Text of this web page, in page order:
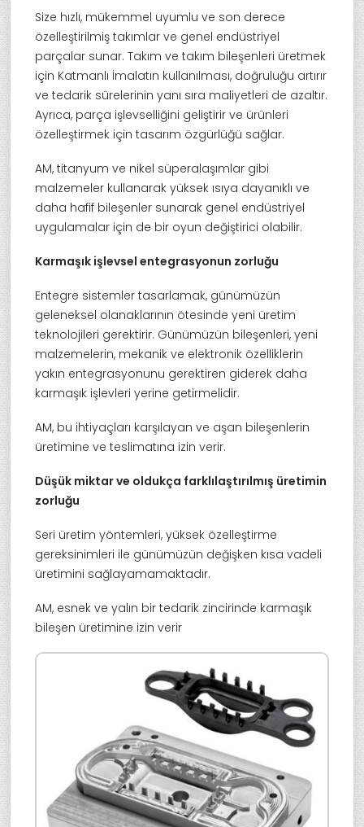
Size hızlı, mükemmel uyumlu ve son derece
özelleştirilmiş takımlar ve genel endüstriyel
parçalar sunar. Takım ve takım bileşenleri üretmek
için Katmanlı İmalatın kullanılması, doğruluğu artırır
ve tedarik sürelerinin yanı sıra maliyetleri de azaltır.
Ayrıca, parça işlevselliğini geliştirir ve ürünleri
özelleştirmek için tasarım özgürlüğü sağlar.
AM, titanyum ve nikel süperalaşımlar gibi
malzemeler kullanarak yüksek ısıya dayanıklı ve
daha hafif bileşenler sunarak genel endüstriyel
uygulamalar için de bir oyun değiştirici olabilir.
Karmaşık işlevsel entegrasyonun zorluğu
Entegre sistemler tasarlamak, günümüzün
geleneksel olanaklarının ötesinde yeni üretim
teknolojileri gerektirir. Günümüzün bileşenleri, yeni
malzemelerin, mekanik ve elektronik özelliklerin
yakın entegrasyonunu gerektiren giderek daha
karmaşık işlevleri yerine getirmelidir.
AM, bu ihtiyaçları karşılayan ve aşan bileşenlerin
üretimine ve teslimatına izin verir.
Düşük miktar ve oldukça farklılaştırılmış üretimin
zorluğu
Seri üretim yöntemleri, yüksek özelleştirme
gereksinimleri ile günümüzün değişken kısa vadeli
üretimini sağlayamamaktadır.
AM, esnek ve yalın bir tedarik zincirinde karmaşık
bileşen üretimine izin verir